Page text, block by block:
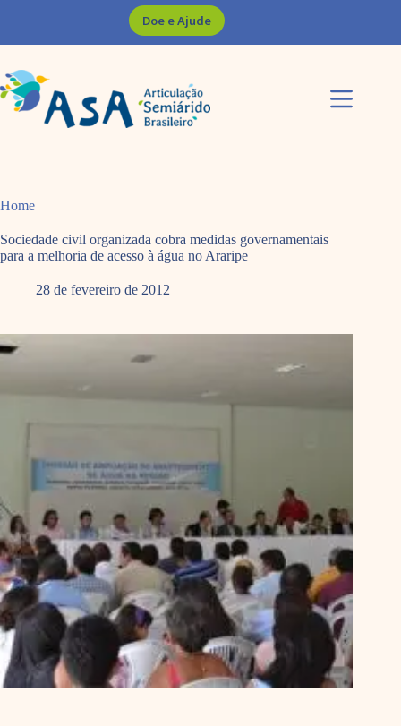
Doe e Ajude
Home
Sociedade civil organizada cobra medidas governamentais
para a melhoria de acesso à água no Araripe
28 de fevereiro de 2012